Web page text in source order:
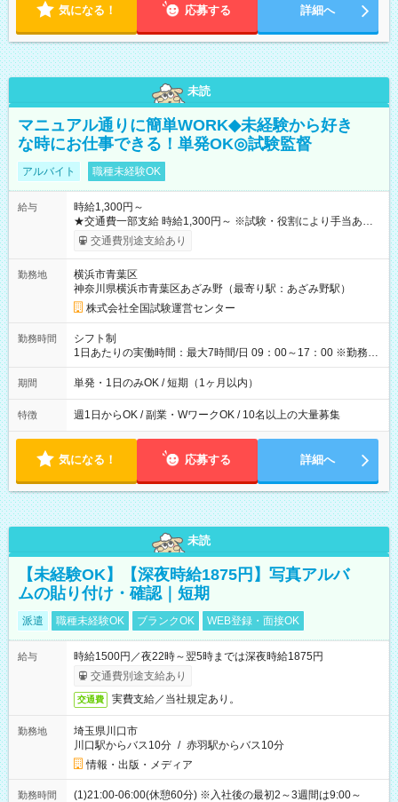
気になる！ 応募する 詳細へ
未読
マニュアル通りに簡単WORK◆未経験から好き
な時にお仕事できる！単発OK◎試験監督
アルバイト 職種未経験OK
給与
時給1,300円～
★交通費一部支給 時給1,300円～ ※試験・役割により手当あり
※勤務回数により昇給あり 【即給（前払い）オプションあ
り！】 希望される場合、勤務から1週間ほどで給与の一部を受け
例】 ・河合塾模擬試験 8:30～17:30（休憩1時間） 時給1,300円
×8時間＝日収10,400円＋交通費 ※当日の役割により時給＋100
円の場合あり ・国家試験 7:00～13:30（休憩なし） 時給1,300
円（役割手当＋100円）×6時間＝日収8,400円＋交通費 【試用期
間】試用期間なし
交通費別途支給あり
勤務地
横浜市青葉区
神奈川県横浜市青葉区あざみ野（最寄り駅：あざみ野駅）
株式会社全国試験運営センター
勤務時間
シフト制
1日あたりの実働時間：最大7時間/日 09：00～17：00 ※勤務時
間は 試験により異なります。
期間 単発・1日のみOK / 短期（1ヶ月以内）
特徴 週1日からOK / 副業・WワークOK / 10名以上の大量募集
気になる！ 応募する 詳細へ
未読
【未経験OK】【深夜時給1875円】写真アルバ
ムの貼り付け・確認｜短期
派遣 職種未経験OK ブランクOK WEB登録・面接OK
給与
時給1500円／夜22時～翌5時までは深夜時給1875円
交通費別途支給あり
交通費 実費支給／当社規定あり。
勤務地
埼玉県川口市
川口駅からバス10分 / 赤羽駅からバス10分
情報・出版・メディア
勤務時間
(1)21:00-06:00(休憩60分) ※入社後の最初2～3週間は9:00～